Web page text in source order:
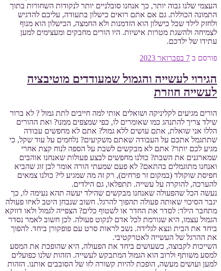
העצמי שלנו גבוה יותר, כך אנחנו סובלניים יותר לנקודות השחורות בתוך
התמונה הכוללת. גם אם אתם רואים כישלון בתעודה, עליכם להדגיש
ולחזק לילד שכל כישלון הוא הזדמנות ולא החמצה, הכישלון הוא מנוף
לצמיחה ולהשגת מטרות אישיות. היו הורים מחבקים ומעצימים למען
עתידו של ילדכם.
פורסם ב 7 בפברואר 2023
הגירוי לעשייה והגמול שמעודדים מוטיבציה
לעשייה חוזרת
הורים מגיעים לקליניקה ושואלים אותי למה חייבים לתת גמול ? לא ברור
שילד צריך להתנהג כמו שאומרים לו, כפי שמצפים ממנו? ואת ההורים
הללו אני שואלת, אתם עושים ללא גמול? אתם לא מחפשים עבודה
שתתגמל אתכם על העבודה שאתם משקיעים? נלחמים על עוד שקל, כי
מגיע לכם יותר? אתם לא מבקשים לשבת על הספה לנוח קצת אחרי
שמארגנים את השבת? כולנו מחפשים לבצע פעולות שאנחנו אוהבים
ואנחנו מתוגמלים בהתאם? לא פעם שמעתי הורה אומר לבן זוג שהביא
חפיסת שוקולד (במקום זר פרחים), רק זה מה שמגיע לי? כולנו צמאים
להערכה, להוקרה על עשייה. תתפלאו, גם הילדים.
נעשה הכל שהפעולה שאנחנו מבקשים שהילד יעשה תהא נעימה לו, כך
יגבר הסיכוי שאותה פעולה תהפוך להרגל. חשוב שנבחן היטב לאיזו פעולה
מתחבר הילד: לסדר את החדר או לשטוף כלים? הצפייה לגמול ולאו דווקא
הגמול עצמו, היא שגורמת לכל אדם לנקוט פעולה. לכן חשוב לאמר נסדר
ביחד את הבית ונצא לגלידה. נשב לראות סרט עם פופקורן ביחד. להפוך
את ההרגל של העשייה לאטרקטיבי.
השייכות לקבוצה, כשעושים ביחד את הפעולה, היא שהופכת את המסע
למסע משותף ולרוב הוא הגמול המתבקש לעשייה. הזהות שלנו כפועלים
למען ועושים מעשה, הופכת להיות קשורה לזו של הסובבים אותנו. הזהות